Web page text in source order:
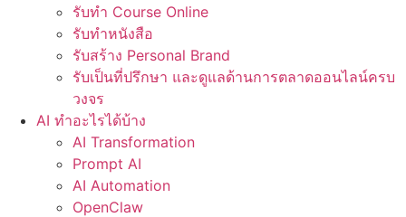
รับทำ Course Online
รับทำหนังสือ
รับสร้าง Personal Brand
รับเป็นที่ปรึกษา และดูแลด้านการตลาดออนไลน์ครบ
วงจร
AI ทำอะไรได้บ้าง
AI Transformation
Prompt AI
AI Automation
OpenClaw